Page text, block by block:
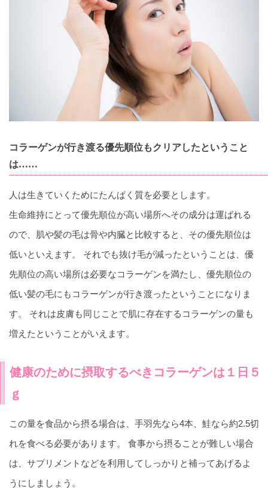
コラーゲンが行き渡る優先順位もクリアしたということ
は……
人は生きていくためにたんぱく質を必要とします。
生命維持にとって優先順位が高い場所へその成分は運ばれる
ので、肌や髪の毛は骨や内臓と比較すると、その優先順位は
低いといえます。 それでも抜け毛が減ったということは、優
先順位の高い場所は必要なコラーゲンを満たし、優先順位の
低い髪の毛にもコラーゲンが行き渡ったということになりま
す。 それは皮膚も同じことで肌に存在するコラーゲンの量も
増えたということがいえます。
健康のために摂取するべきコラーゲンは１日５
ｇ
この量を食品から摂る場合は、手羽先なら4本、鮭なら約2.5切
れを食べる必要があります。 食事から摂ることが難しい場合
は、サプリメントなどを利用してしっかりと補ってあげるよ
うにしましょう。